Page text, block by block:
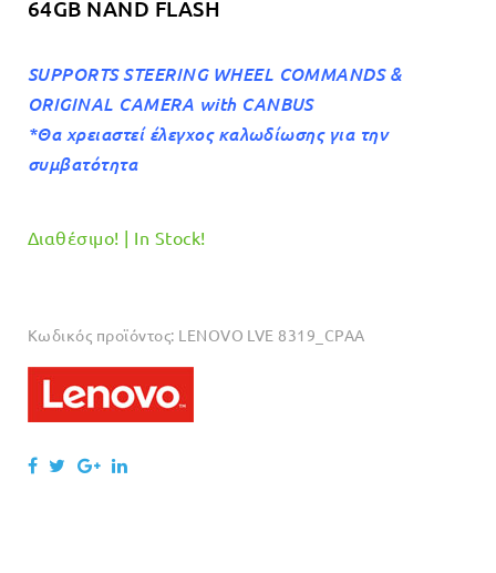
64GB NAND FLASH
SUPPORTS STEERING WHEEL COMMANDS &
ORIGINAL CAMERA with CANBUS
*Θα χρειαστεί έλεγχος καλωδίωσης για την
συμβατότητα
Διαθέσιμο! | In Stock!
Κωδικός προϊόντος: LENOVO LVE 8319_CPAA